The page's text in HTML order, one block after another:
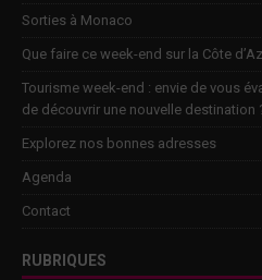
Sorties à Monaco
Que faire ce week-end sur la Côte
Tourisme week-end : envie de vous
de découvrir une nouvelle destination
Explorez nos bonnes adresses
Agenda
Contact
RUBRIQUES